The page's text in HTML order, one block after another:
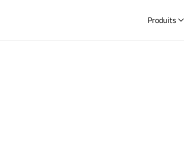
Produits